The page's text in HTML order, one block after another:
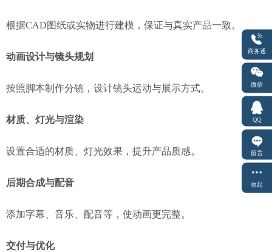
根据CAD图纸或实物进行建模，保证与真实产品一致。
动画设计与镜头规划
按照脚本制作分镜，设计镜头运动与展示方式。
材质、灯光与渲染
设置合适的材质、灯光效果，提升产品质感。
后期合成与配音
添加字幕、音乐、配音等，使动画更完整。
交付与优化
商务通
微信
QQ
留言
收起